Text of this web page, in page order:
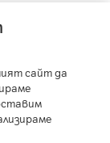
- A1 Belarus
Slovenia
сайт да